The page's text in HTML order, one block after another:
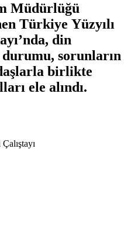
Müdürlüğü
Türkiye Yüzyılı
din
sorunların
birlikte
ele alındı.